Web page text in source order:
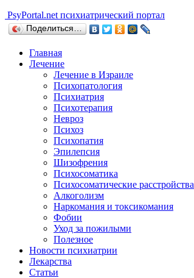
PsyPortal.net психиатрический портал
Поделиться…
Главная
Лечение
Лечение в Израиле
Психопатология
Психиатрия
Психотерапия
Невроз
Психоз
Психопатия
Эпилепсия
Шизофрения
Психосоматика
Психосоматические расстройства
Алкоголизм
Наркомания и токсикомания
Фобии
Уход за пожилыми
Полезное
Новости психиатрии
Лекарства
Статьи